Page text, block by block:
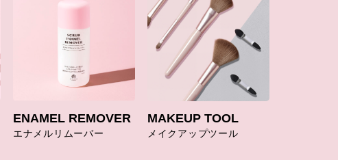
ENAMEL REMOVER
エナメルリムーバー
MAKEUP TOOL
メイクアップツール